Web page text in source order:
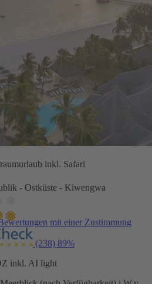
inkl. Safari
- Ostküste - Kiwengwa
mit einer Zustimmung
(238) 89%
inkl. AI light